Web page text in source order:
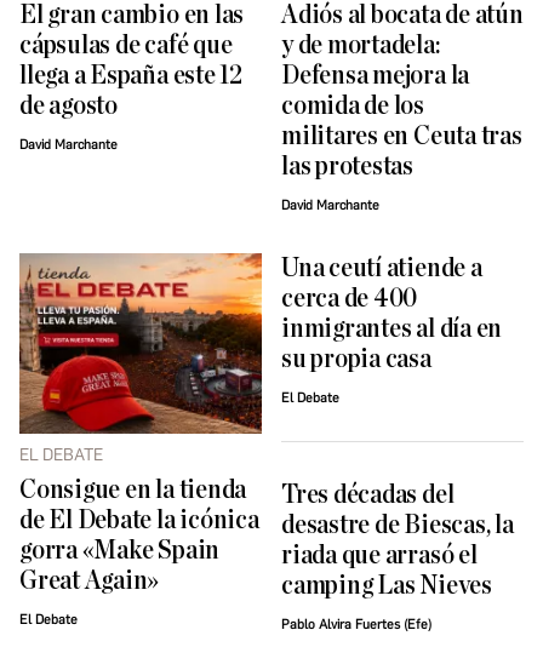
El gran cambio en las
cápsulas de café que
llega a España este 12
de agosto
David Marchante
Adiós al bocata de atún
y de mortadela:
Defensa mejora la
comida de los
militares en Ceuta tras
las protestas
David Marchante
EL DEBATE
Consigue en la tienda
de El Debate la icónica
gorra «Make Spain
Great Again»
El Debate
Una ceutí atiende a
cerca de 400
inmigrantes al día en
su propia casa
El Debate
Tres décadas del
desastre de Biescas, la
riada que arrasó el
camping Las Nieves
Pablo Alvira Fuertes (Efe)